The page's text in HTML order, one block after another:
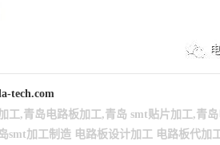
tech.com
工,青岛电路板加工,青岛 smt贴片加工,青
smt加工制造 电路板设计加工 电路板代